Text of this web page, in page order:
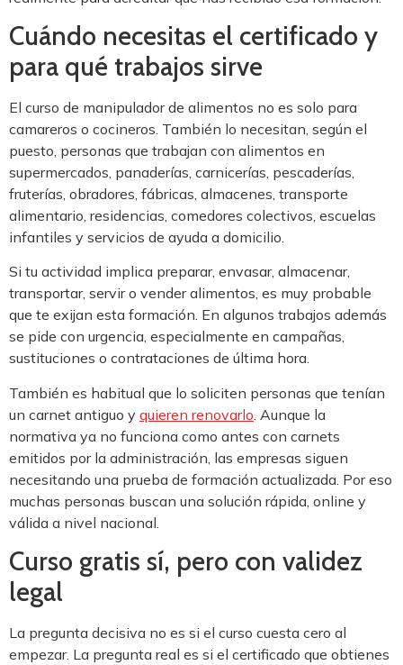
Cuándo necesitas el certificado y
para qué trabajos sirve
El curso de manipulador de alimentos no es solo para
camareros o cocineros. También lo necesitan, según el
puesto, personas que trabajan con alimentos en
supermercados, panaderías, carnicerías, pescaderías,
fruterías, obradores, fábricas, almacenes, transporte
alimentario, residencias, comedores colectivos, escuelas
infantiles y servicios de ayuda a domicilio.
Si tu actividad implica preparar, envasar, almacenar,
transportar, servir o vender alimentos, es muy probable
que te exijan esta formación. En algunos trabajos además
se pide con urgencia, especialmente en campañas,
sustituciones o contrataciones de última hora.
También es habitual que lo soliciten personas que tenían
un carnet antiguo y quieren renovarlo . Aunque la
normativa ya no funciona como antes con carnets
emitidos por la administración, las empresas siguen
necesitando una prueba de formación actualizada. Por eso
muchas personas buscan una solución rápida, online y
válida a nivel nacional.
Curso gratis sí, pero con validez
legal
La pregunta decisiva no es si el curso cuesta cero al
empezar. La pregunta real es si el certificado que obtienes